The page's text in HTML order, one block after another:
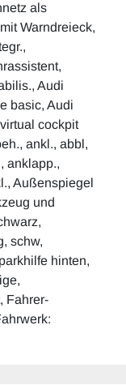
als
Warndreieck,
Audi
basic, Audi
cockpit
ankl., abbl,
anklapp.,
Außenspiegel
und
schw,
hinten,
Fahrer-